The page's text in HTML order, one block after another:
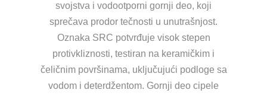
svojstva i vodootporni gornji deo, koji
sprečava prodor tečnosti u unutrašnjost.
Oznaka SRC potvrđuje visok stepen
protivkliznosti, testiran na keramičkim i
čeličnim površinama, uključujući podloge sa
vodom i deterdžentom. Gornji deo cipele